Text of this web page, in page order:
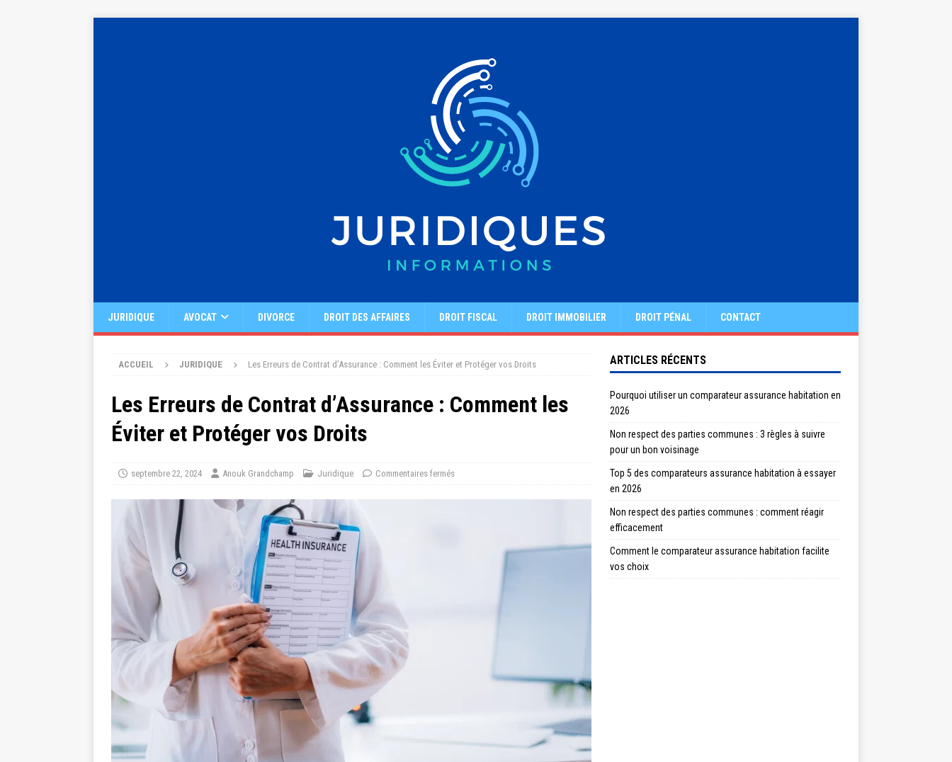
JURIDIQUE AVOCAT DIVORCE DROIT DES AFFAIRES DROIT FISCAL DROIT IMMOBILIER DROIT PÉNAL CONTACT
ACCUEIL JURIDIQUE Les Erreurs de Contrat d’Assurance : Comment les Éviter et Protéger vos Droits
Les Erreurs de Contrat d’Assurance : Comment les
Éviter et Protéger vos Droits
septembre 22, 2024 Anouk Grandchamp Juridique Commentaires fermés
ARTICLES RÉCENTS
Pourquoi utiliser un comparateur assurance habitation en
2026
Non respect des parties communes : 3 règles à suivre
pour un bon voisinage
Top 5 des comparateurs assurance habitation à essayer
en 2026
Non respect des parties communes : comment réagir
efficacement
Comment le comparateur assurance habitation facilite
vos choix